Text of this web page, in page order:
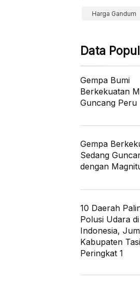
Harga Gandum
Data
Gempa Bumi
Berkekuatan
Guncang Peru
Gempa
Sedang
dengan
10 Daerah
Polusi Udara di
Indonesia,
Kabupaten
Peringkat 1